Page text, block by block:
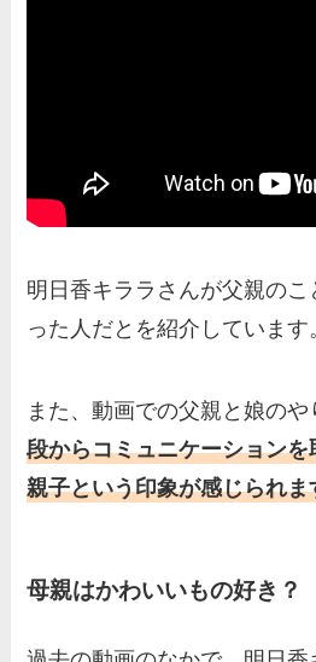
明日香キララさんが父親の
った人だとを紹介しています
また、動画での父親と娘の
段からコミュニケーション
親子という印象が感じられま
母親はかわいいもの好き？